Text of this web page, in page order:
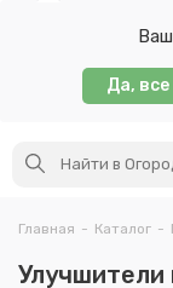
Да,
Главная - Каталог -